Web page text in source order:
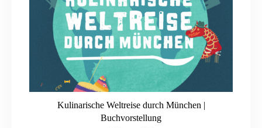
Kulinarische Weltreise durch München |
Buchvorstellung